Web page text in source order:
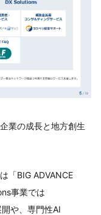
業の成長と地方創生
「BIG ADVANCE
事業では
や、専門性AI